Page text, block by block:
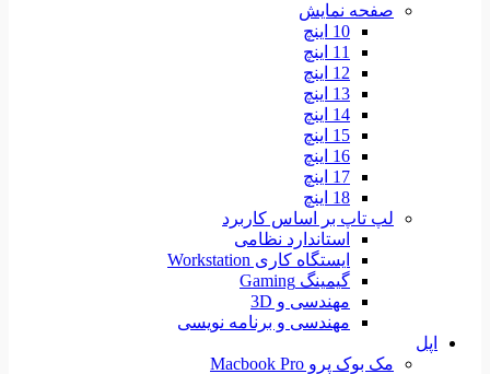
صفحه نمایش
10 اینچ
11 اینچ
12 اینچ
13 اینچ
14 اینچ
15 اینچ
16 اینچ
17 اینچ
18 اینچ
لپ تاپ بر اساس کاربرد
استاندارد نظامی
ایستگاه کاری Workstation
گیمینگ Gaming
مهندسی و 3D
مهندسی و برنامه نویسی
اپل
مک بوک پرو Macbook Pro